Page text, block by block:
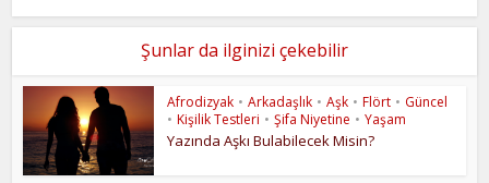
Şunlar da ilginizi çekebilir
Afrodizyak • Arkadaşlık • Aşk • Flört • Güncel
• Kişilik Testleri • Şifa Niyetine • Yaşam
Yazında Aşkı Bulabilecek Misin?